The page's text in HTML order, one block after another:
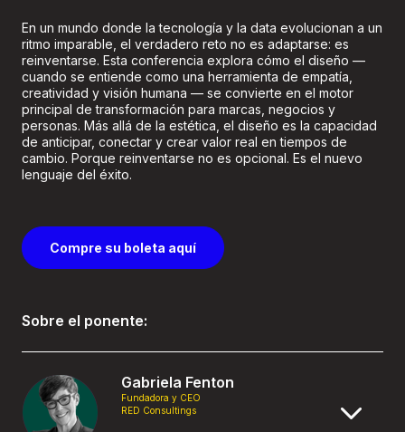
En un mundo donde la tecnología y la data evolucionan a un
ritmo imparable, el verdadero reto no es adaptarse: es
reinventarse. Esta conferencia explora cómo el diseño —
cuando se entiende como una herramienta de empatía,
creatividad y visión humana — se convierte en el motor
principal de transformación para marcas, negocios y
personas. Más allá de la estética, el diseño es la capacidad
de anticipar, conectar y crear valor real en tiempos de
cambio. Porque reinventarse no es opcional. Es el nuevo
lenguaje del éxito.
Compre su boleta aquí
Sobre el ponente:
Gabriela Fenton
Fundadora y CEO
RED Consultings